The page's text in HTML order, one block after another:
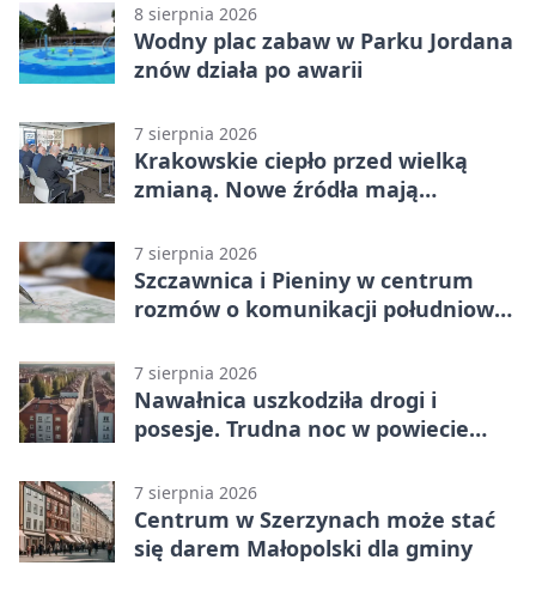
8 sierpnia 2026
Wodny plac zabaw w Parku Jordana
znów działa po awarii
7 sierpnia 2026
Krakowskie ciepło przed wielką
zmianą. Nowe źródła mają
7 sierpnia 2026
Szczawnica i Pieniny w centrum
rozmów o komunikacji południowej
7 sierpnia 2026
Nawałnica uszkodziła drogi i
posesje. Trudna noc w powiecie
7 sierpnia 2026
Centrum w Szerzynach może stać
się darem Małopolski dla gminy